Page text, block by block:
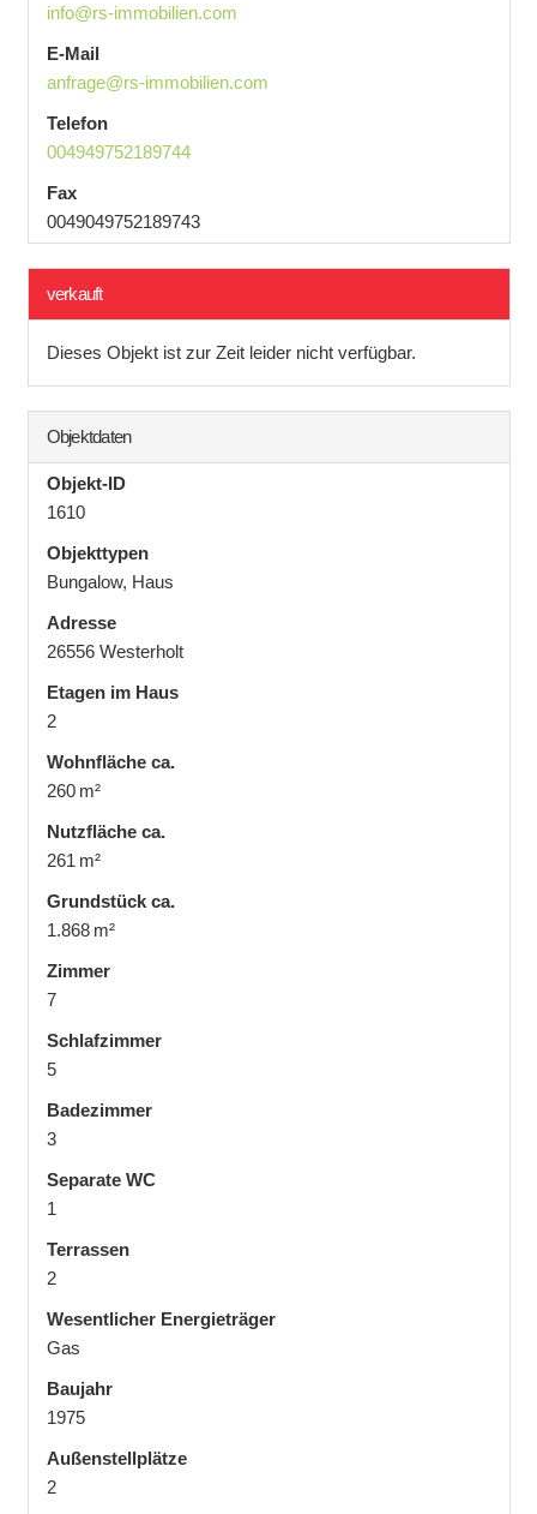
info@rs-immobilien.com
E-Mail
anfrage@rs-immobilien.com
Telefon
004949752189744
Fax
0049049752189743
verkauft
Dieses Objekt ist zur Zeit leider nicht verfügbar.
Objektdaten
Objekt-ID
1610
Objekttypen
Bungalow, Haus
Adresse
26556 Westerholt
Etagen im Haus
2
Wohnfläche ca.
260 m²
Nutzfläche ca.
261 m²
Grund­stück ca.
1.868 m²
Zimmer
7
Schlafzimmer
5
Badezimmer
3
Separate WC
1
Terrassen
2
Wesentlicher Energieträger
Gas
Baujahr
1975
Außen­stellplätze
2